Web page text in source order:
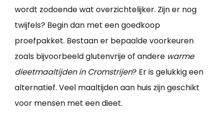
wordt zodoende wat overzichtelijker. Zijn er nog
twijfels? Begin dan met een goedkoop
proefpakket. Bestaan er bepaalde voorkeuren
zoals bijvoorbeeld glutenvrije of andere warme
dieetmaaltijden in Cromstrijen? Er is gelukkig een
alternatief. Veel maaltijden aan huis zijn geschikt
voor mensen met een dieet.